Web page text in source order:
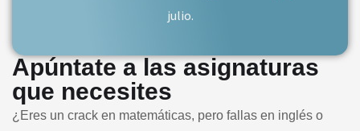
julio.
Apúntate a las asignaturas
que necesites
¿Eres un crack en matemáticas, pero fallas en inglés o